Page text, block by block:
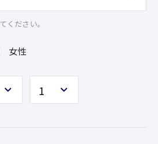
ください。
女性